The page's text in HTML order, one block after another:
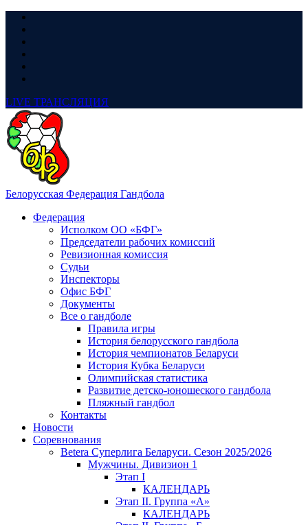
LIVE ТРАНСЛЯЦИЯ
Белорусская Федерация Гандбола
Федерация
Исполком ОО «БФГ»
Председатели рабочих комиссий
Ревизионная комиссия
Судьи
Инспекторы
Офис БФГ
Документы
Все о гандболе
Правила игры
История белорусского гандбола
История чемпионатов Беларуси
История Кубка Беларуси
Олимпийская статистика
Развитие детско-юношеского гандбола
Пляжный гандбол
Контакты
Новости
Соревнования
Betera Суперлига Беларуси. Сезон 2025/2026
Мужчины. Дивизион 1
Этап I
КАЛЕНДАРЬ
Этап II. Группа «А»
КАЛЕНДАРЬ